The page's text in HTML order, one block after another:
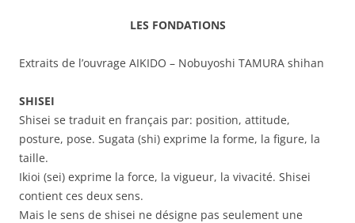
LES FONDATIONS
Extraits de l’ouvrage AIKIDO – Nobuyoshi TAMURA shihan
SHISEI
Shisei se traduit en français par: position, attitude,
posture, pose. Sugata (shi) exprime la forme, la figure, la
taille.
Ikioi (sei) exprime la force, la vigueur, la vivacité. Shisei
contient ces deux sens.
Mais le sens de shisei ne désigne pas seulement une